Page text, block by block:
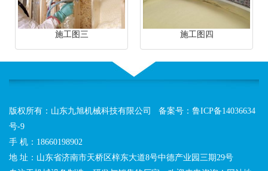
施工图三 施工图四
版权所有：山东九旭机械科技有限公司 备案号： 鲁ICP备14036634
号-9
手 机：18660198902
地 址：山东省济南市天桥区梓东大道8号中德产业园三期29号